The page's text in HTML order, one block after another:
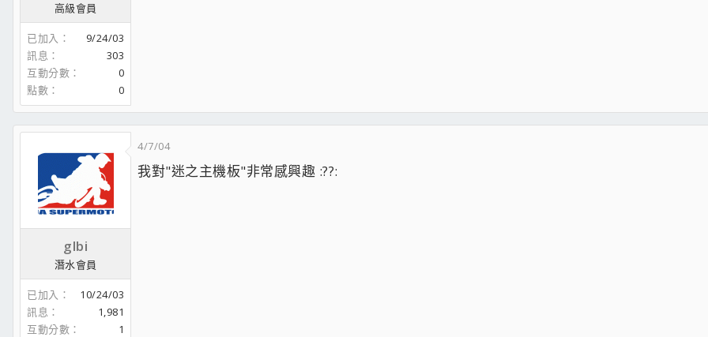
高級會員
已加入
9/24/03
訊息
303
互動分數
0
點數
0
glbi
潛水會員
已加入
10/24/03
訊息
1,981
互動分數
1
4/7/04
我對"迷之主機板"非常感興趣 :??: